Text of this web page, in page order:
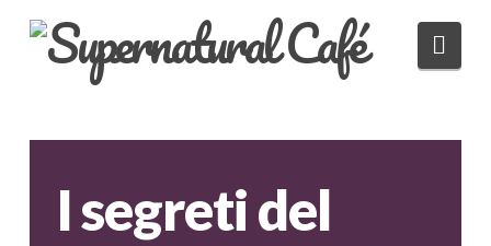
I segreti del